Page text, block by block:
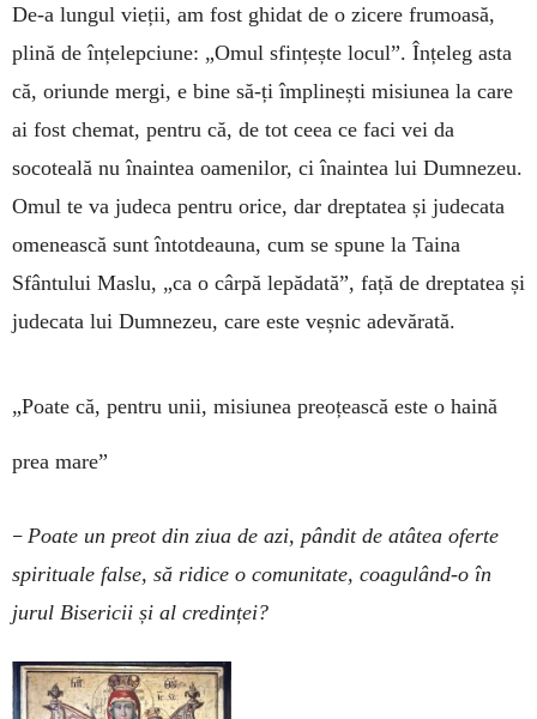
De-a lungul vieții, am fost ghidat de o zicere frumoasă,
plină de înțelepciune: „Omul sfințește locul”. Înțeleg asta
că, oriunde mergi, e bine să-ți împlinești misiunea la care
ai fost chemat, pentru că, de tot ceea ce faci vei da
socoteală nu înaintea oamenilor, ci înaintea lui Dumnezeu.
Omul te va judeca pentru orice, dar dreptatea și judecata
omenească sunt întotdeauna, cum se spune la Taina
Sfântului Maslu, „ca o cârpă lepădată”, față de dreptatea și
judecata lui Dumnezeu, care este veșnic adevărată.
„Poate că, pentru unii, misiunea preoțească este o haină
prea mare”
– Poate un preot din ziua de azi, pândit de atâtea oferte
spirituale false, să ridice o comunitate, coagulând-o în
jurul Bisericii și al credinței?